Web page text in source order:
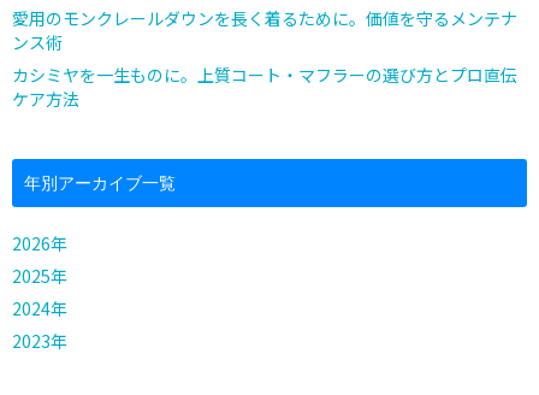
愛用のモンクレールダウンを長く着るために。価値を守るメンテナ
ンス術
カシミヤを一生ものに。上質コート・マフラーの選び方とプロ直伝
ケア方法
年別アーカイブ一覧
2026年
2025年
2024年
2023年